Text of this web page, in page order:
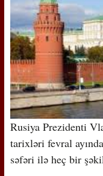
Rusiya Prezidenti
tarixləri fevral
səfəri ilə heç bir